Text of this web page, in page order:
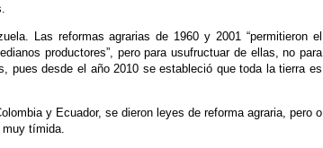
Las reformas agrarias de 1960 y 2001 “permitieron el
productores”, pero para usufructuar de ellas, no para
pues desde el año 2010 se estableció que toda la tierra es
y Ecuador, se dieron leyes de reforma agraria, pero o
tímida.